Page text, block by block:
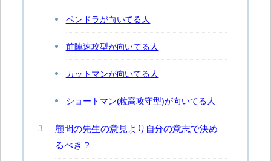
ペンドラが向いてる人
前陣速攻型が向いてる人
カットマンが向いてる人
ショートマン(粒高攻守型)が向いてる人
顧問の先生の意見より自分の意志で決め
るべき？